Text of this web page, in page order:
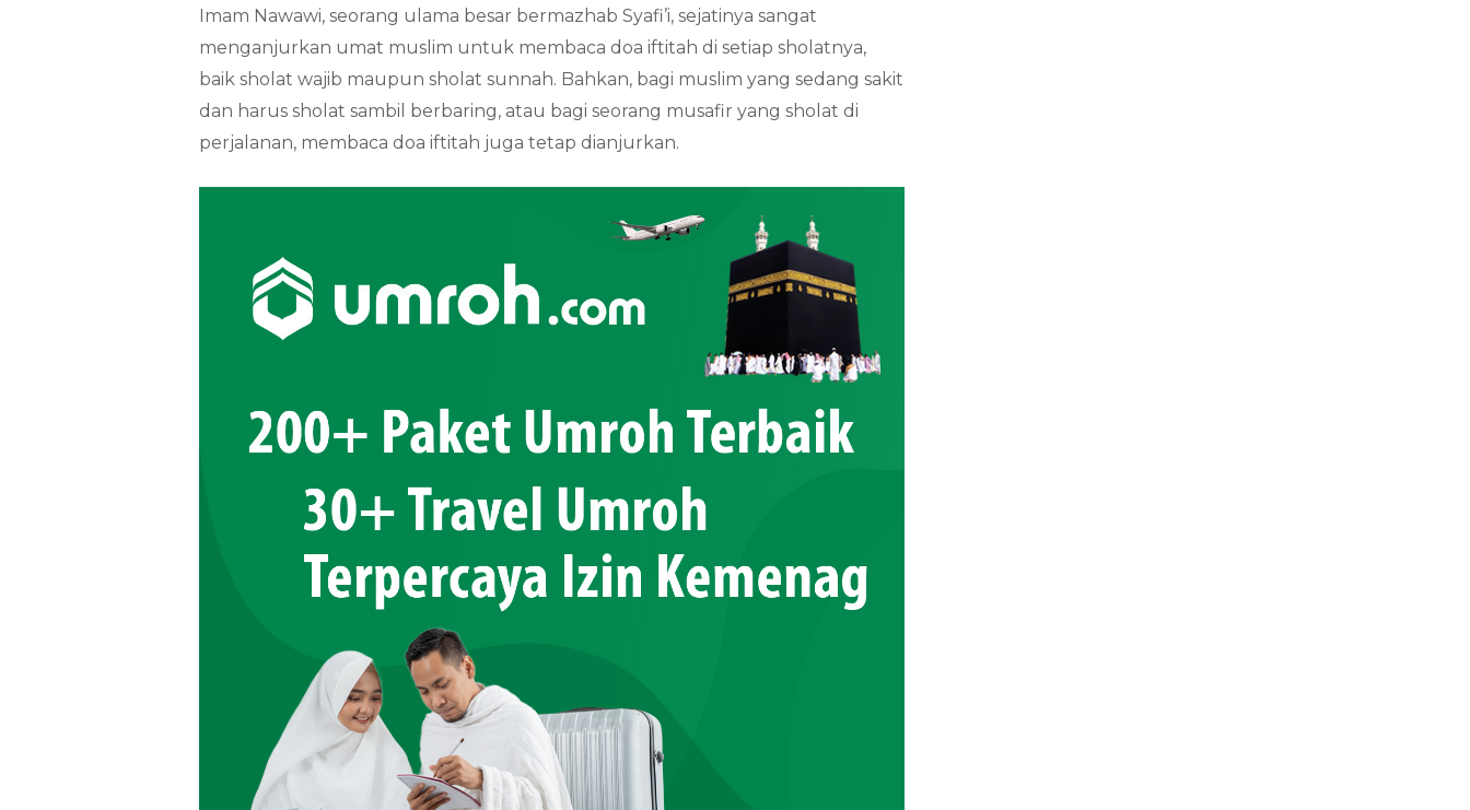
Imam Nawawi, seorang ulama besar bermazhab Syafi’i, sejatinya sangat
menganjurkan umat muslim untuk membaca doa iftitah di setiap sholatnya,
baik sholat wajib maupun sholat sunnah. Bahkan, bagi muslim yang sedang sakit
dan harus sholat sambil berbaring, atau bagi seorang musafir yang sholat di
perjalanan, membaca doa iftitah juga tetap dianjurkan.